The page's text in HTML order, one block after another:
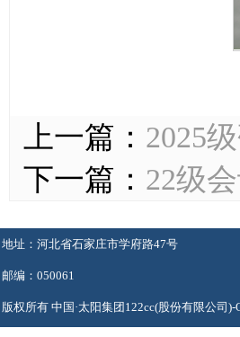
上一篇： 2025
下一篇： 22级
地址：河北省石家庄市学府路47号
邮编：050061
版权所有 中国·太阳集团122cc(股份有限公司)-